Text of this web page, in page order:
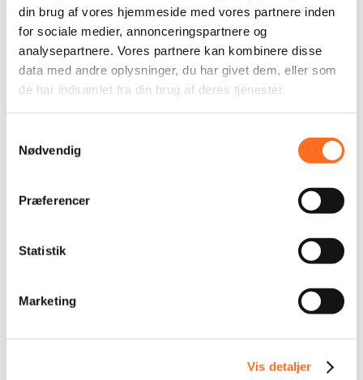
din brug af vores hjemmeside med vores partnere inden
for sociale medier, annonceringspartnere og
analysepartnere. Vores partnere kan kombinere disse
data med andre oplysninger, du har givet dem, eller som
de har indsamlet fra din brug af deres tjenester.
Nødvendig
Præferencer
Statistik
Marketing
Vis detaljer
det vigtigste for din succes på nettet! Vi har mange